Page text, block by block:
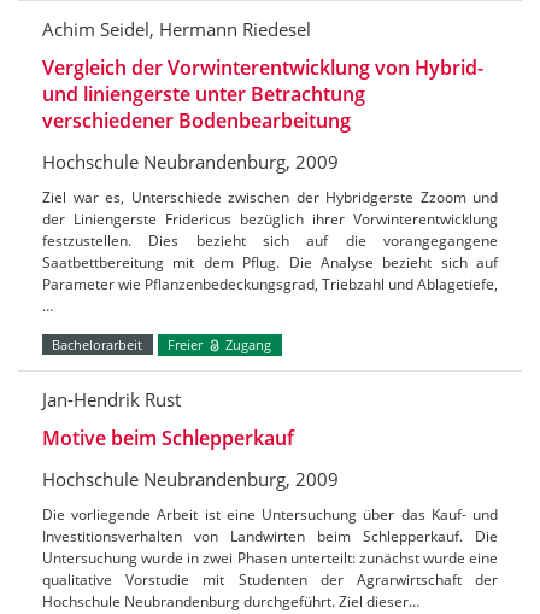
Achim Seidel, Hermann Riedesel
Vergleich der Vorwinterentwicklung von Hybrid-
und liniengerste unter Betrachtung
verschiedener Bodenbearbeitung
Hochschule Neubrandenburg, 2009
Ziel war es, Unterschiede zwischen der Hybridgerste Zzoom und
der Liniengerste Fridericus bezüglich ihrer Vorwinterentwicklung
festzustellen. Dies bezieht sich auf die vorangegangene
Saatbettbereitung mit dem Pflug. Die Analyse bezieht sich auf
Parameter wie Pflanzenbedeckungsgrad, Triebzahl und Ablagetiefe,
…
Bachelorarbeit Freier Zugang
Jan-Hendrik Rust
Motive beim Schlepperkauf
Hochschule Neubrandenburg, 2009
Die vorliegende Arbeit ist eine Untersuchung über das Kauf- und
Investitionsverhalten von Landwirten beim Schlepperkauf. Die
Untersuchung wurde in zwei Phasen unterteilt: zunächst wurde eine
qualitative Vorstudie mit Studenten der Agrarwirtschaft der
Hochschule Neubrandenburg durchgeführt. Ziel dieser…